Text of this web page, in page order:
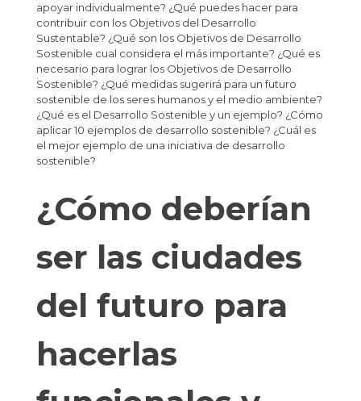
apoyar individualmente? ¿Qué puedes hacer para
contribuir con los Objetivos del Desarrollo
Sustentable? ¿Qué son los Objetivos de Desarrollo
Sostenible cual considera el más importante? ¿Qué es
necesario para lograr los Objetivos de Desarrollo
Sostenible? ¿Qué medidas sugerirá para un futuro
sostenible de los seres humanos y el medio ambiente?
¿Qué es el Desarrollo Sostenible y un ejemplo? ¿Cómo
aplicar 10 ejemplos de desarrollo sostenible? ¿Cuál es
el mejor ejemplo de una iniciativa de desarrollo
sostenible?
¿Cómo deberían
ser las ciudades
del futuro para
hacerlas